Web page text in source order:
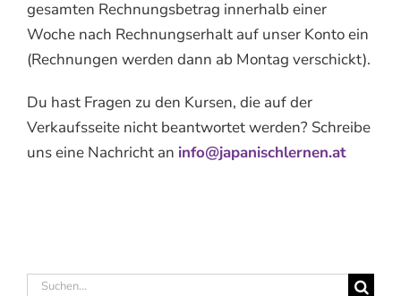
gesamten Rechnungsbetrag innerhalb einer
Woche nach Rechnungserhalt auf unser Konto ein
(Rechnungen werden dann ab Montag verschickt).
Du hast Fragen zu den Kursen, die auf der
Verkaufsseite nicht beantwortet werden? Schreibe
uns eine Nachricht an info@japanischlernen.at
Suche